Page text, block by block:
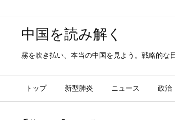
中国を読み解く
霧を吹き払い、本当の中国を見よう。戦略的な
トップ 新型肺炎 ニュース 政治